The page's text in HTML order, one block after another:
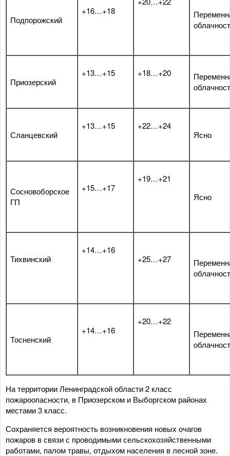
Подпорожский
+16…+18
Приозерский
+13…+15 +18…+20
Сланцевский
+13…+15
+22…+24
Ясно
Сосновоборское
ГП
+15…+17
+19…+21
Ясно
Тихвинский
+14…+16
+25…+27
Тосненский
+14…+16
+20…+22
На территории Ленинградской области 2 класс
пожароопасности, в Приозерском и Выборгском районах
местами 3 класс.
Сохраняется вероятность возникновения новых очагов
пожаров в связи с проводимыми сельскохозяйственными
работами, палом травы, отдыхом населения в лесной зоне.